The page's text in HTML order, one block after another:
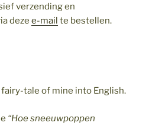
verzending en
deze e-mail te bestellen.
tale of mine into English.
“Hoe sneeuwpoppen